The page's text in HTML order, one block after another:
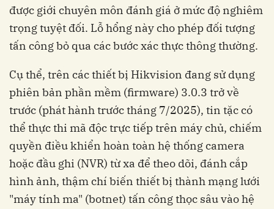
được giới chuyên môn đánh giá ở mức độ nghiêm
trọng tuyệt đối. Lỗ hổng này cho phép đối tượng
tấn công bỏ qua các bước xác thực thông thường.
Cụ thể, trên các thiết bị Hikvision đang sử dụng
phiên bản phần mềm (firmware) 3.0.3 trở về
trước (phát hành trước tháng 7/2025), tin tặc có
thể thực thi mã độc trực tiếp trên máy chủ, chiếm
quyền điều khiển hoàn toàn hệ thống camera
hoặc đầu ghi (NVR) từ xa để theo dõi, đánh cắp
hình ảnh, thậm chí biến thiết bị thành mạng lưới
"máy tính ma" (botnet) tấn công thọc sâu vào hệ